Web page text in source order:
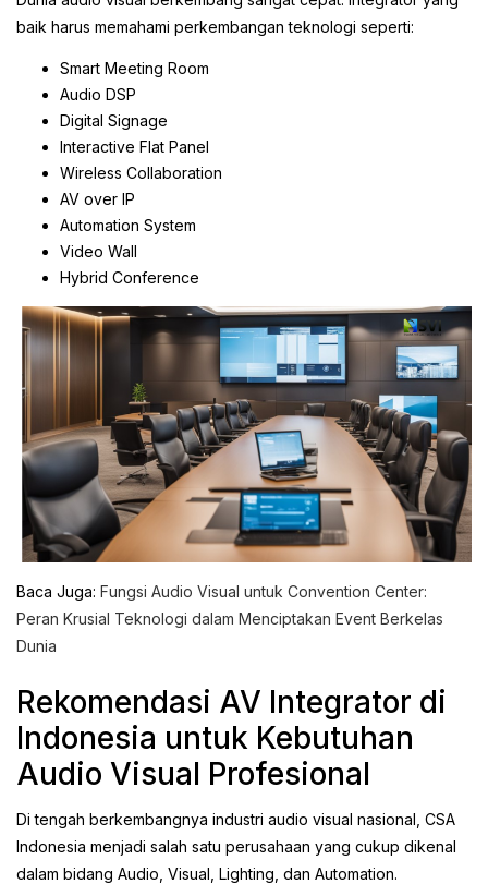
baik harus memahami perkembangan teknologi seperti:
Smart Meeting Room
Audio DSP
Digital Signage
Interactive Flat Panel
Wireless Collaboration
AV over IP
Automation System
Video Wall
Hybrid Conference
Baca Juga: Fungsi Audio Visual untuk Convention Center:
Peran Krusial Teknologi dalam Menciptakan Event Berkelas
Dunia
Rekomendasi AV Integrator di
Indonesia untuk Kebutuhan
Audio Visual Profesional
Di tengah berkembangnya industri audio visual nasional, CSA
Indonesia menjadi salah satu perusahaan yang cukup dikenal
dalam bidang Audio, Visual, Lighting, dan Automation.